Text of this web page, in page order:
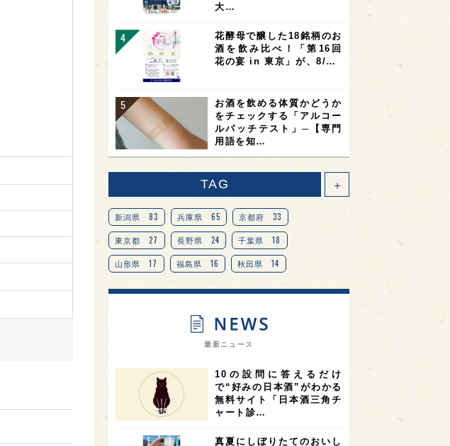
大…
花酵母で醸した18銘柄のお
酒を飲み比べ！「第16回
花の宴 in 東京」が、8/…
お酒を飲める体質かどうか
をチェックする「アルコー
ルパッチテスト」─【専門
用語を知…
TAG ＋